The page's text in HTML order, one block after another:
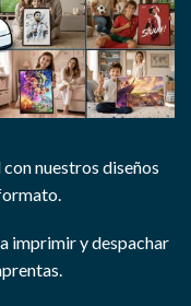
nuestros diseños
imprimir y despachar